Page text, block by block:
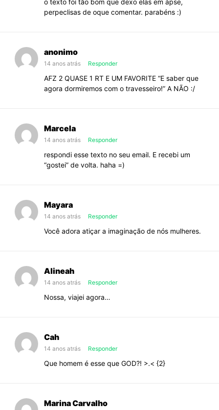
perpeclisas de oque comentar. parabéns :)
anonimo
14 anos atrás Responder
AFZ 2 QUASE 1 RT E UM FAVORITE “E saber que
agora dormiremos com o travesseiro!” A NÃO :/
Marcela
14 anos atrás Responder
respondi esse texto no seu email. E recebi um
“gostei” de volta. haha =)
Mayara
14 anos atrás Responder
Você adora atiçar a imaginação de nós mulheres.
Alineah
14 anos atrás Responder
Nossa, viajei agora…
Cah
14 anos atrás Responder
Que homem é esse que GOD?! >.< {2}
Marina Carvalho